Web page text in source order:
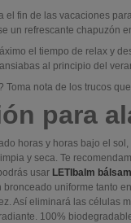
el fin de las vacaciones
un refrescante chapuzón
el tiempo de relax y
al principio del
Toma nota de los trucos
para
horas y horas bajo el
y seca. Te
usar LETIbalm
bronceado uniforme tanto
Así eliminará las células
100%